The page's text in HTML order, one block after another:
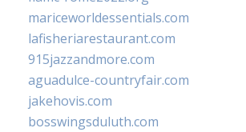
mariceworldessentials.com
lafisheriarestaurant.com
915jazzandmore.com
aguadulce-countryfair.com
jakehovis.com
bosswingsduluth.com